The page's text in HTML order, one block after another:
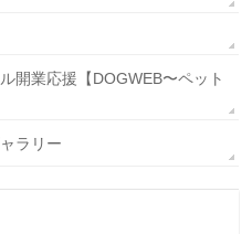
開業応援【DOGWEB〜ペット
ラリー